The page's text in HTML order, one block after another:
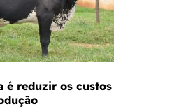
é reduzir os custos